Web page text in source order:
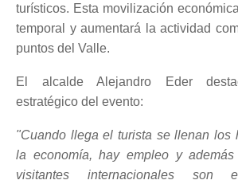
turísticos. Esta movilización
temporal y aumentará la actividad
puntos del Valle.
El alcalde Alejandro Eder
estratégico del evento:
"Cuando llega el turista se llenan los
la economía, hay empleo y
visitantes internacionales son